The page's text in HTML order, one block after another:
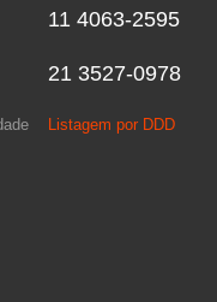
11 4063-2595
21 3527-0978
Listagem por DDD